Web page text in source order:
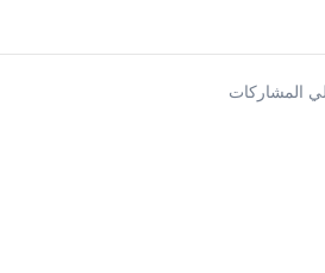
المشاركات